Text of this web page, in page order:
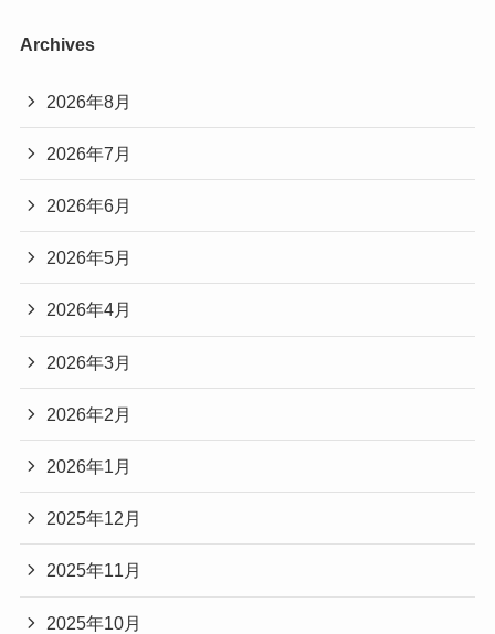
Archives
2026年8月
2026年7月
2026年6月
2026年5月
2026年4月
2026年3月
2026年2月
2026年1月
2025年12月
2025年11月
2025年10月